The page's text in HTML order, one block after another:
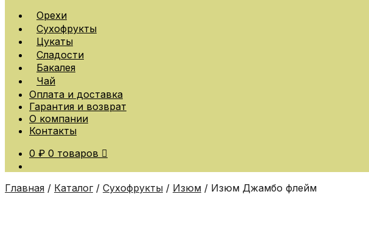
Орехи
Сухофрукты
Цукаты
Сладости
Бакалея
Чай
Оплата и доставка
Гарантия и возврат
О компании
Контакты
0 ₽ 0 товаров
Главная / Каталог/ Сухофрукты / Изюм / Изюм Джамбо флейм